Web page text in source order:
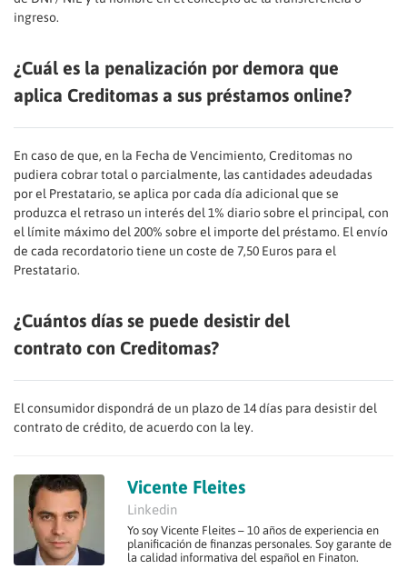
ingreso.
¿Cuál es la penalización por demora que
aplica Creditomas a sus préstamos online?
En caso de que, en la Fecha de Vencimiento, Creditomas no
pudiera cobrar total o parcialmente, las cantidades adeudadas
por el Prestatario, se aplica por cada día adicional que se
produzca el retraso un interés del 1% diario sobre el principal, con
el límite máximo del 200% sobre el importe del préstamo. El envío
de cada recordatorio tiene un coste de 7,50 Euros para el
Prestatario.
¿Cuántos días se puede desistir del
contrato con Creditomas?
El consumidor dispondrá de un plazo de 14 días para desistir del
contrato de crédito, de acuerdo con la ley.
Vicente Fleites
Linkedin
Yo soy Vicente Fleites – 10 años de experiencia en
planificación de finanzas personales. Soy garante de
la calidad informativa del español en Finaton.